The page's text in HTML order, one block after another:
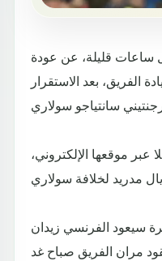
ساعات قليلة، عن عودة
الفريق، بعد الاستقرار
موقعها الإلكتروني،
سيعود الفرنسي زيدان
مران الفريق صباح غد